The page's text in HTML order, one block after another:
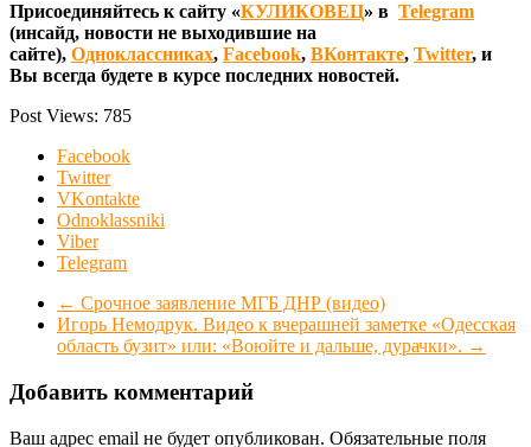
Присоединяйтесь к сайту «КУЛИКОВЕЦ» в Telegram
(инсайд, новости не выходившие на
сайте), Одноклассниках, Facebook, ВКонтакте, Twitter, и
Вы всегда будете в курсе последних новостей.
Post Views: 785
Facebook
Twitter
VKontakte
Odnoklassniki
Viber
Telegram
← Срочное заявление МГБ ДНР (видео)
Игорь Немодрук. Видео к вчерашней заметке «Одесская
область бузит» или: «Воюйте и дальше, дурачки». →
Добавить комментарий
Ваш адрес email не будет опубликован. Обязательные поля